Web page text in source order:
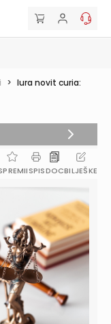
> Iura novit curia:
ISPISDOCBILJEŠKE